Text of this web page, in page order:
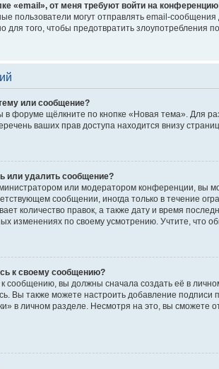
«email», от меня требуют войти на
пользователи могут отправлять email-
для того, чтобы предотвратить злоупотребления
или сообщение?
в форуме щёлкните по кнопке «Новая тема». Для
ваших прав доступа находится внизу
или удалить сообщение?
или модератором конференции, вы
сообщении, иногда только в течение
количество правок, а также дату и время
изменениях по своему усмотрению. Учтите, что
к своему сообщению?
сообщению, вы должны сначала создать её в
Вы также можете настроить добавление
в личном разделе. Несмотря на это, вы